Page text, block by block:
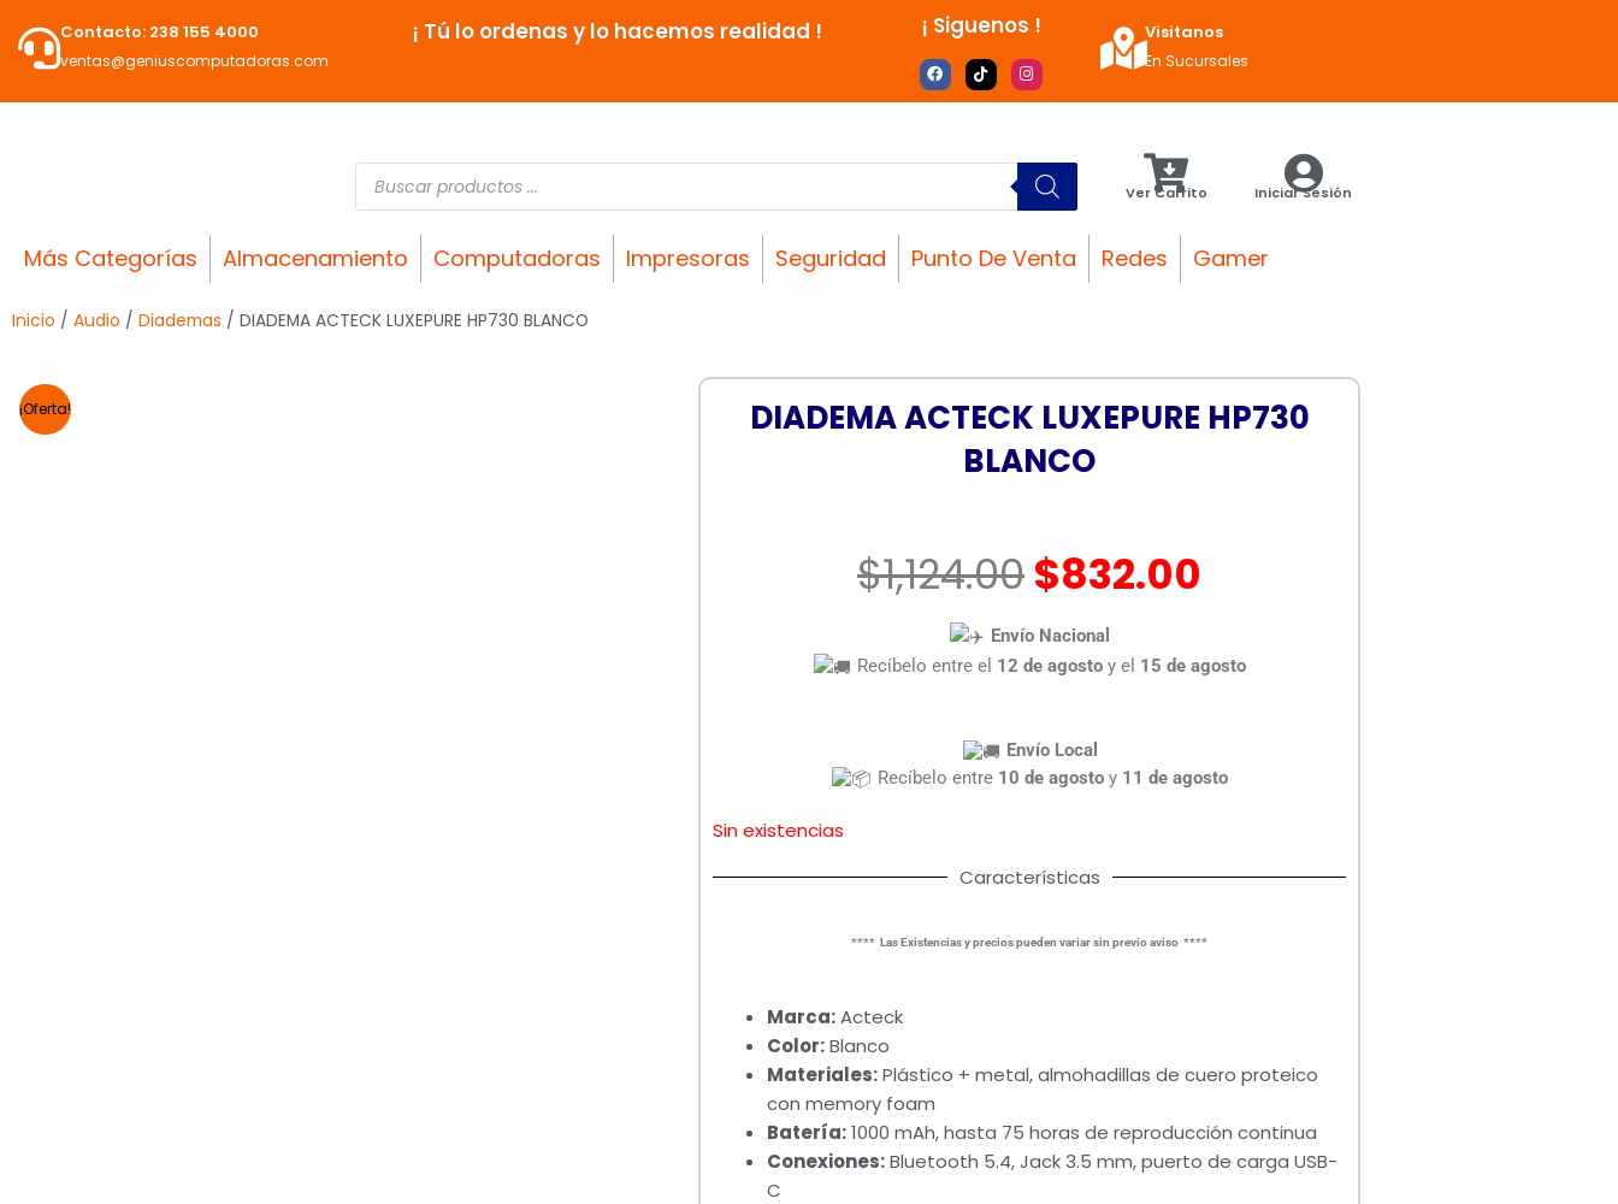
contenido
Contacto: 238 155 4000
ventas@geniuscomputadoras.com
¡ Tú lo ordenas y lo hacemos realidad ! ¡ Siguenos !
F
a
o
T
i
k
I
n
g
a
m
Visitanos
En Sucursales
Búsqueda
de
productos
Ver Carrito Iniciar Sesión
Más Categorías Almacenamiento Computadoras Impresoras Seguridad Punto De Venta Redes Gamer
Inicio / Audio / Diademas / DIADEMA ACTECK LUXEPURE HP730 BLANCO
¡Oferta!
DIADEMA ACTECK LUXEPURE HP730
BLANCO
$1,124.00El
precio
original
era:
$1,124.00.
$832.00
es:
$832.00.
Envío Nacional
Recíbelo entre el 12 de agosto y el 15 de agosto
Envío Local
Recíbelo entre 10 de agosto y 11 de agosto
Sin existencias
Características
**** Las Existencias y precios pueden variar sin previo aviso ****
Marca:Acteck
Color:Blanco
Materiales:Plástico + metal, almohadillas de cuero proteico
con memory foam
Batería:1000 mAh, hasta 75 horas de reproducción continua
Conexiones:Bluetooth 5.4, Jack 3.5 mm, puerto de carga USB-
C